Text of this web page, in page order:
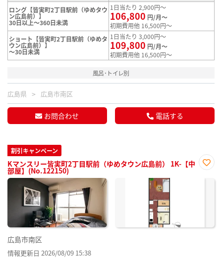
ロング【皆実町2丁目駅前（ゆめタウ
ン広島前）】
30日以上～360日未満
1日当たり 2,900円～
106,800 円/月～
初期費用他 16,500円～
ショート【皆実町2丁目駅前（ゆめタ
ウン広島前）】
～30日未満
1日当たり 3,000円～
109,800 円/月～
初期費用他 16,500円～
風呂･トイレ別
広島県 広島市南区
お問合わせ 電話する
割引キャンペーン
Kマンスリー皆実町2丁目駅前（ゆめタウン広島前） 1K-【中
部屋】(No.122150)
に入
広島市南区
情報更新日 2026/08/09 15:38